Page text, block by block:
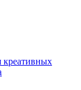
креативных